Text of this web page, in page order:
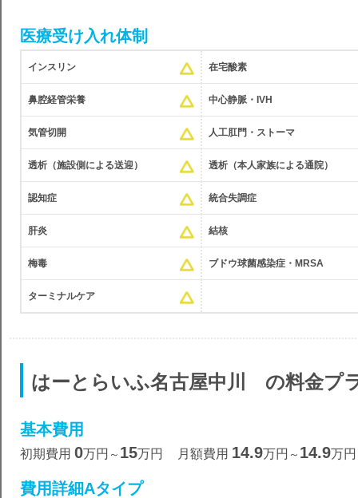
医療受け入れ体制
インスリン 在宅酸素
鼻腔経管栄養 中心静脈・IVH
気管切開 人工肛門・ストーマ
透析（施設側による送迎） 透析（本人家族による通院）
認知症 統合失調症
肝炎 結核
梅毒 ブドウ球菌感染症・MRSA
ターミナルケア
はーとらいふ名古屋中川 の料金プ
基本費用
初期費用 0万円 ～ 15万円 月額費用 14.9万円 ～ 14.9万円
費用詳細Aタイプ